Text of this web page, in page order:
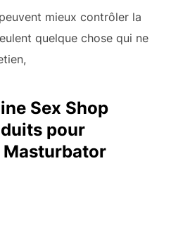
mieux contrôler la
quelque chose qui ne
Sex Shop
pour